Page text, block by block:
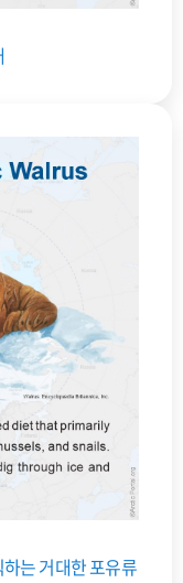
는 거대한 포유류